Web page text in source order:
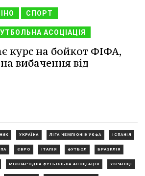
СПОРТ
АСОЦІАЦІЯ
курс на бойкот ФІФА,
вибачення від
УКРАЇНА ЛІГА ЧЕМПІОНІВ УЄФА ІСПАНІЯ
ЄВРО ІТАЛІЯ ФУТБОЛ БРАЗИЛІЯ
МІЖНАРОДНА ФУТБОЛЬНА АСОЦІАЦІЯ УКРАЇНЦІ